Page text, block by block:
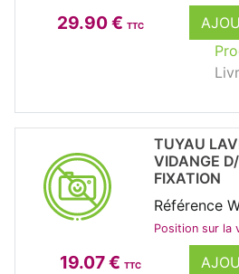
29.90 € TTC
19.07 € TTC
TUYAU
VIDANGE
FIXATION
Référence
Position sur la